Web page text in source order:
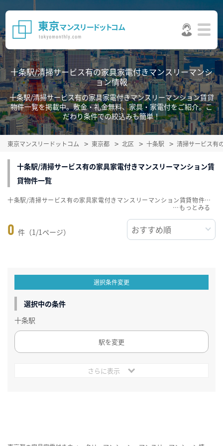
十条駅/清掃サービス有の家具家電付きマンスリーマンシ
ョン情報
十条駅/清掃サービス有の家具家電付きマンスリーマンション賃貸
物件一覧を掲載中。敷金・礼金無料、家具・家電付をご紹介。こ
だわり条件での絞込みも簡単！
東京マンスリードットコム 東京都 北区 十条駅 清掃サービス有
十条駅/清掃サービス有の家具家電付きマンスリーマンション賃
貸物件一覧
0 件（1/1ページ）
十条駅/清掃サービス有の家具家電付きマンスリーマンション賃貸物件一覧を掲載中。敷金・礼金無料、家具・家電付をご紹介。こだわり条件での絞込みも簡単！
…
選択条件変更
選択中の条件
十条駅
駅を変更
さらに表示